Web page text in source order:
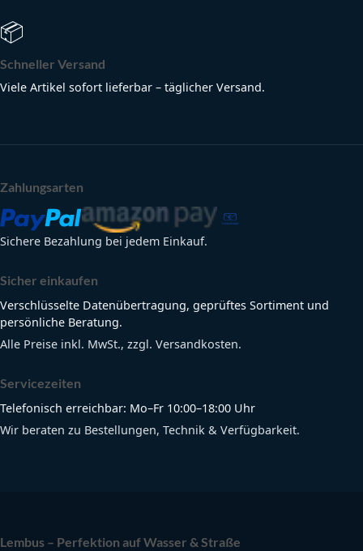
📦
Schneller Versand
Viele Artikel sofort lieferbar – täglicher Versand.
Zahlungsarten
Sichere Bezahlung bei jedem Einkauf.
Sicher einkaufen
Verschlüsselte Datenübertragung, geprüftes Sortiment und
persönliche Beratung.
Alle Preise inkl. MwSt., zzgl. Versandkosten.
Servicezeiten
Telefonisch erreichbar: Mo–Fr 10:00–18:00 Uhr
Wir beraten zu Bestellungen, Technik & Verfügbarkeit.
Lembus – Perfektion auf Wasser & Straße